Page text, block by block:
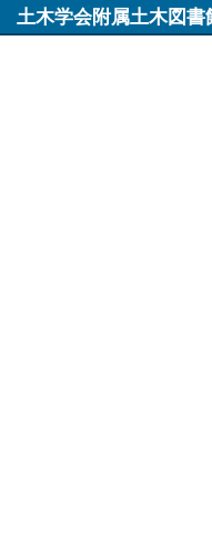
土木学会附属土木図書